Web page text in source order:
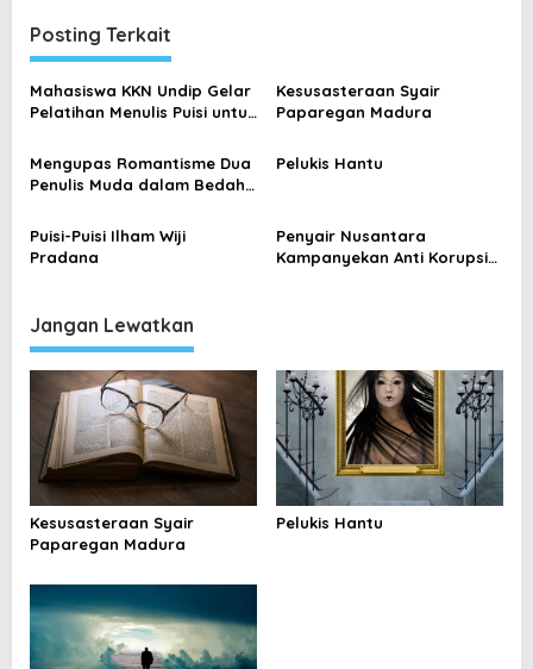
g
a
s
p
s
Posting Terkait
Mahasiswa KKN Undip Gelar
Pelatihan Menulis Puisi untuk
Kepoh
Kesusasteraan Syair
Paparegan Madura
Mengupas Romantisme Dua
Penulis Muda dalam Bedah
Pelukis Hantu
Puisi-Puisi Ilham Wiji
Pradana
Penyair Nusantara
Kampanyekan Anti Korupsi
Jangan Lewatkan
Kesusasteraan Syair
Paparegan Madura
Pelukis Hantu